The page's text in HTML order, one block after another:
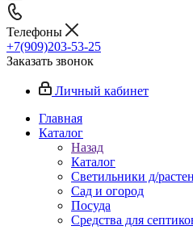
Телефоны
+7(909)203-53-25
Заказать звонок
Личный кабинет
Главная
Каталог
Назад
Каталог
Светильники д/
Сад и огород
Посуда
Средства для